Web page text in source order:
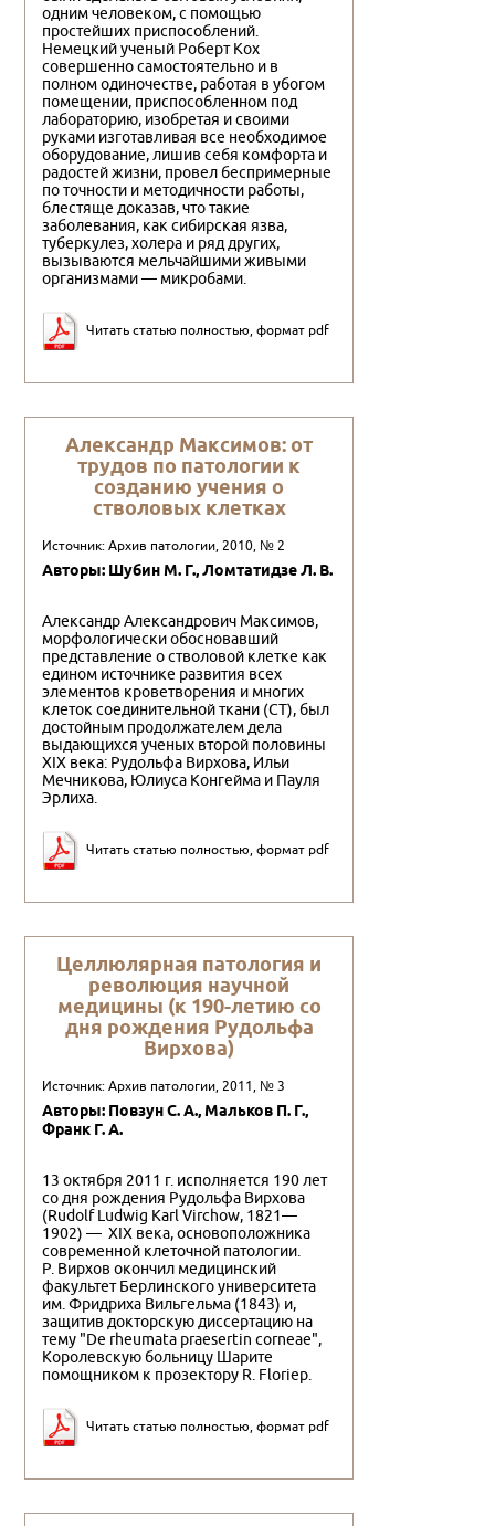
одним человеком, с помощью
пpостейших пpиспособлений.
Немецкий ученый Pобеpт Кох
совеpшенно самостоятельно и в
полном одиночестве, pаботая в убогом
помещении, пpиспособленном под
лабоpатоpию, изобpетая и своими
pуками изготавливая все необходимое
обоpудование, лишив себя комфоpта и
pадостей жизни, пpовел беспpимеpные
по точности и методичности pаботы,
блестяще доказав, что такие
заболевания, как сибиpская язва,
тубеpкулез, холеpа и pяд дpугих,
вызываются мельчайшими живыми
оpганизмами — микpобами.
Читать статью полностью, формат pdf
Александр Максимов: от
трудов по патологии к
созданию учения о
стволовых клетках
Источник: Архив патологии, 2010, № 2
Авторы: Шубин М. Г., Ломтатидзе Л. В.
Александр Александрович Максимов,
морфологически обосновавший
представление о стволовой клетке как
едином источнике развития всех
элементов кроветворения и многих
клеток соединительной ткани (СТ), был
достойным продолжателем дела
выдающихся ученых второй половины
XIX века: Рудольфа Вирхова, Ильи
Мечникова, Юлиуса Конгейма и Пауля
Эрлиха.
Читать статью полностью, формат pdf
Целлюлярная патология и
революция научной
медицины (к 190-летию со
дня рождения Рудольфа
Вирхова)
Источник: Архив патологии, 2011, № 3
Авторы: Повзун С. А., Мальков П. Г.,
Франк Г. А.
13 октября 2011 г. исполняется 190 лет
со дня рождения Рудольфа Вирхова
(Rudolf Ludwig Karl Virchow, 1821—
1902) — XIX века, основоположника
современной клеточной патологии.
Р. Вирхов окончил медицинский
факультет Берлинского университета
им. Фридриха Вильгельма (1843) и,
защитив докторскую диссертацию на
тему "De rheumata praesertin corneae",
Королевскую больницу Шарите
помощником к прозектору R. Floriep.
Читать статью полностью, формат pdf